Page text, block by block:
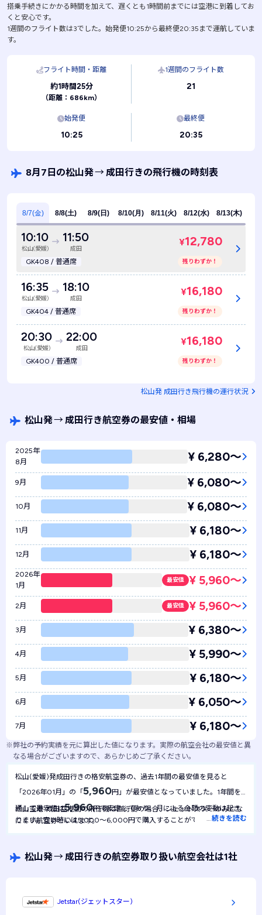
搭乗手続きにかかる時間を加えて、遅くとも1時間前までには空港に到着してお
くと安心です。
1週間のフライト数は3でした。始発便10:25から最終便20:35まで運航していま
す。
フライト時間・距離
約1時間25分
（距離：686km）
1週間のフライト数
21
始発便
10:25
最終便
20:35
8月7日の松山発→成田行きの飛行機の時刻表
8/7(金) 8/8(土) 8/9(日) 8/10(月) 8/11(火) 8/12(水) 8/13(木)
10:10
松山(愛媛)
11:50
成田
GK408 / 普通席
¥12,780
残りわずか！
16:35
松山(愛媛)
18:10
成田
GK404 / 普通席
¥16,180
残りわずか！
20:30
松山(愛媛)
22:00
成田
GK400 / 普通席
¥16,180
残りわずか！
松山発 成田行き飛行機の運行状況
松山発→成田行き航空券の最安値・相場
2025年
8月
¥ 6,280〜
9月 ¥ 6,080〜
10月 ¥ 6,080〜
11月 ¥ 6,180〜
12月 ¥ 6,180〜
2026年
1月
最安値 ¥ 5,960〜
2月 最安値 ¥ 5,960〜
3月 ¥ 6,380〜
4月 ¥ 5,990〜
5月 ¥ 6,180〜
6月 ¥ 6,050〜
7月 ¥ 6,180〜
※弊社の予約実績を元に算出した値になります。実際の航空会社の最安値と異
なる場合がございますので、あらかじめご了承ください。
松山(愛媛)発成田行きの格安航空券の、過去1年間の最安値を見ると
「2026年01月」の「 5,960円」が最安値となっていました。1年間を
通して最安値は5,960円で安定しており、月による金額の変動は起き
にくい航空券といえます。
松山空港-成田空港間の飛行機は直行便の場合、ジェットスターのみとな
ります。安い時には5,000～6,000円で購入することができるため、新
…続きを読む
松山発→成田行きの航空券取り扱い航空会社は1社
Jetstar(ジェットスター)